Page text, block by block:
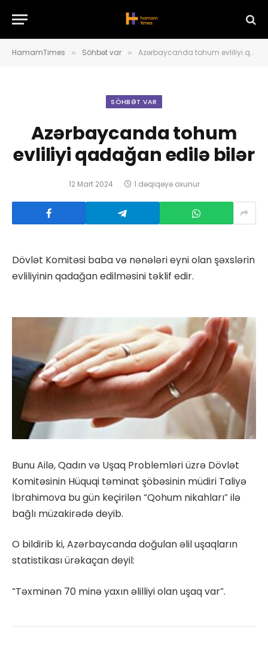
HamamTimes » Söhbət var » Azərbaycanda tohum evliliyi qadağan edilə bilər
SÖHBƏT VAR
Azərbaycanda tohum
evliliyi qadağan edilə bilər
12 Mart 2024 1 dəqiqəyə oxunur
Dövlət Komitəsi baba və nənələri eyni olan şəxslərin
evliliyinin qadağan edilməsini təklif edir.
Bunu Ailə, Qadın və Uşaq Problemləri üzrə Dövlət
Komitəsinin Hüquqi təminat şöbəsinin müdiri Taliyə
İbrahimova bu gün keçirilən “Qohum nikahları” ilə
bağlı müzakirədə deyib.
O bildirib ki, Azərbaycanda doğulan əlil uşaqların
statistikası ürəkaçan deyil:
“Təxminən 70 minə yaxın əlilliyi olan uşaq var”.